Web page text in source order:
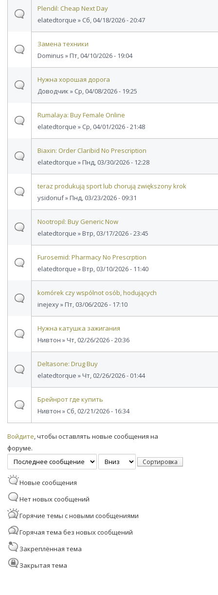
Plendil: Cheap Next Day
elatedtorque » Сб, 04/18/2026 - 20:47
Замена техники
Dominus » Пт, 04/10/2026 - 19:04
Нужна хорошая дорога
Доводчик » Ср, 04/08/2026 - 19:25
Rumalaya: Buy Female Online
elatedtorque » Ср, 04/01/2026 - 21:48
Biaxin: Order Claribid No Prescription
elatedtorque » Пнд, 03/30/2026 - 12:28
teraz produkują sport lub chorują zwiększony krok
ysidonuf» Пнд, 03/23/2026 - 09:31
Nootropil: Buy Generic Now
elatedtorque » Втр, 03/17/2026 - 23:45
Furosemid: Pharmacy No Prescrption
elatedtorque » Втр, 03/10/2026 - 11:40
komórek czy wspólnot osób, hodujących
inejexy» Пт, 03/06/2026 - 17:10
Нужна катушка зажигания
Нивтон » Чт, 02/26/2026 - 20:36
Deltasone: Drug Buy
elatedtorque » Чт, 02/26/2026 - 01:44
Брейнрот где купить
Нивтон » Сб, 02/21/2026 - 16:34
Войдите, чтобы оставлять новые сообщения на
форуме.
Страницы
Сортировка по Сортировка
Новые сообщения
Нет новых сообщений
Горячие темы с новыми сообщениями
Горячая тема без новых сообщений
Закреплённая тема
Закрытая тема